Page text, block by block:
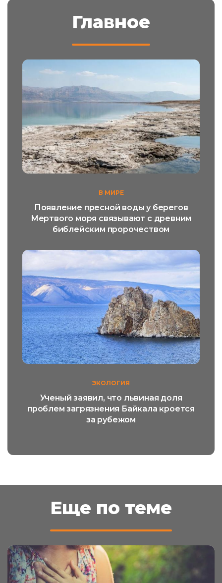
Главное
В МИРЕ
Появление пресной воды у берегов
Мертвого моря связывают с древним
библейским пророчеством
ЭКОЛОГИЯ
Ученый заявил, что львиная доля
проблем загрязнения Байкала кроется
за рубежом
Еще по теме